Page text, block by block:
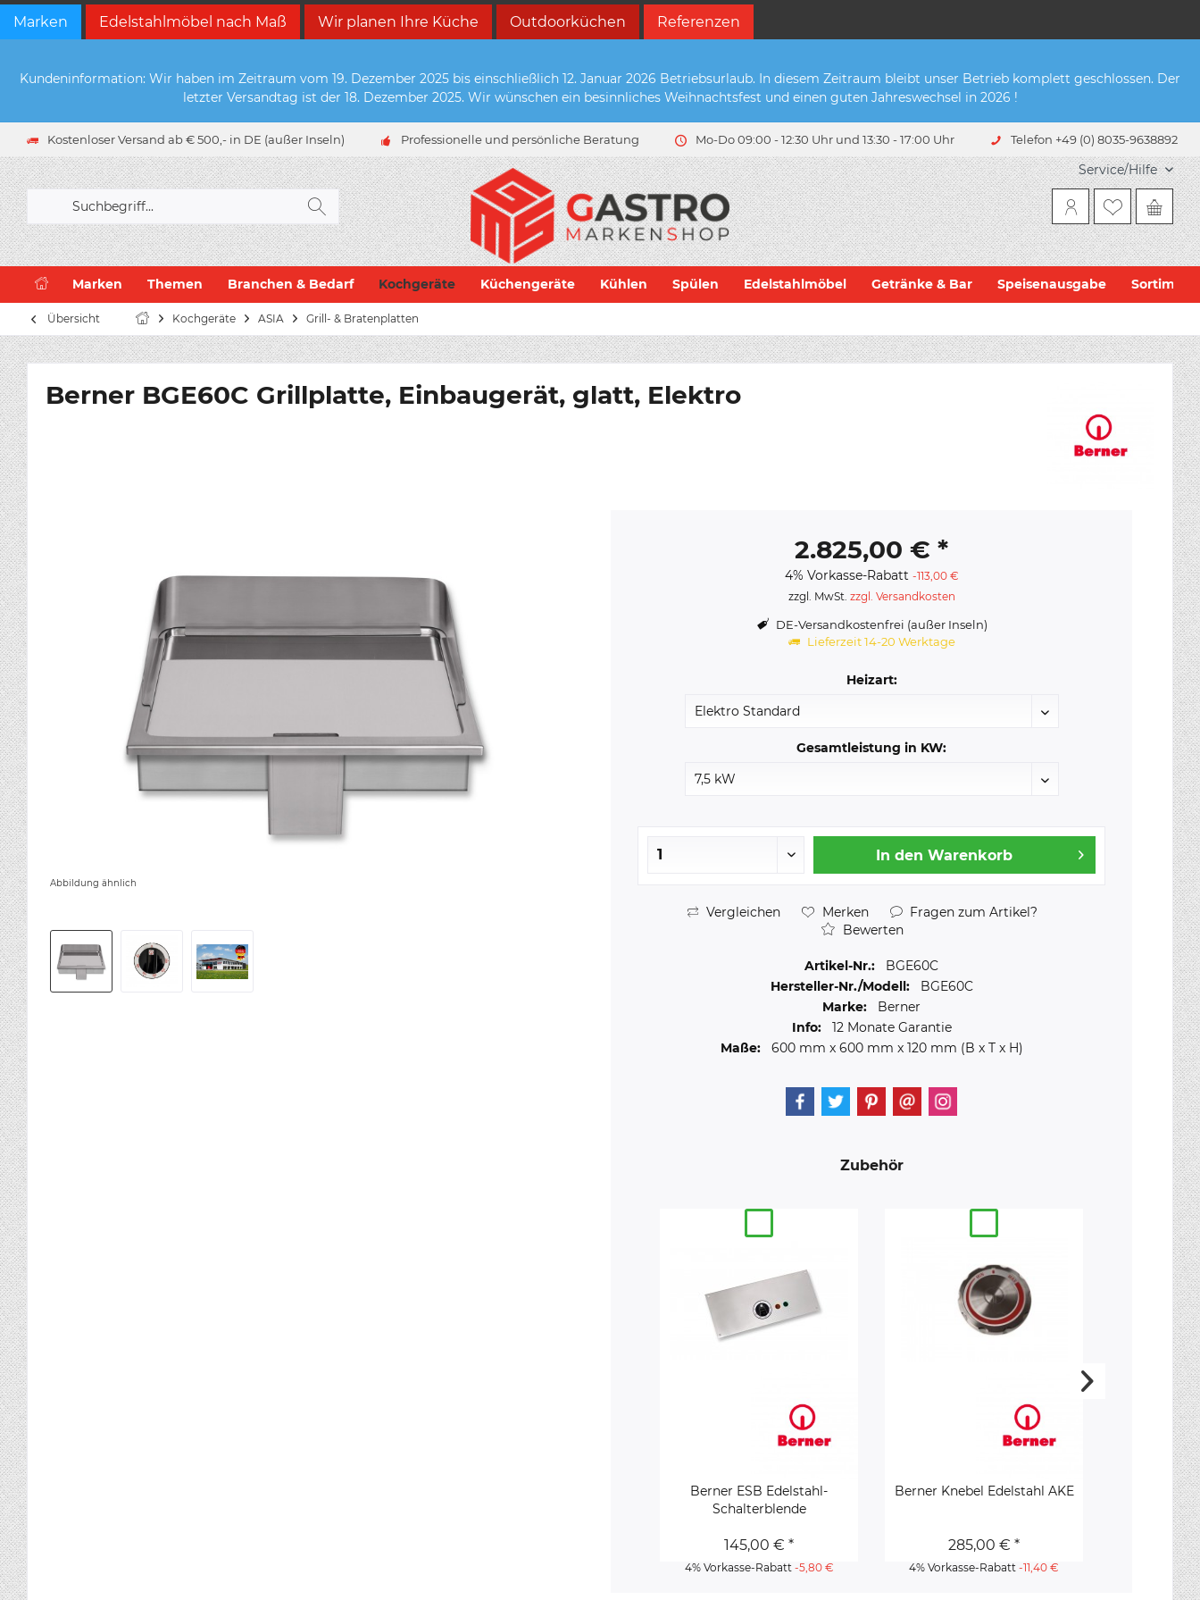
Marken Edelstahlmöbel nach Maß Wir planen Ihre Küche Outdoorküchen Referenzen
Kundeninformation: Wir haben im Zeitraum vom 19. Dezember 2025 bis einschließlich 12. Januar 2026 Betriebsurlaub. In diesem Zeitraum bleibt unser Betrieb komplett geschlossen. Der
letzter Versandtag ist der 18. Dezember 2025. Wir wünschen ein besinnliches Weihnachtsfest und einen guten Jahreswechsel in 2026 !
Kostenloser Versand ab € 500,- in DE (außer Inseln) Professionelle und persönliche Beratung Mo-Do 09:00 - 12:30 Uhr und 13:30 - 17:00 Uhr Telefon +49 (0) 8035-9638892
Service/Hilfe
Marken Themen Branchen & Bedarf Kochgeräte Küchengeräte Kühlen Spülen Edelstahlmöbel Getränke & Bar Speisenausgabe
Übersicht Kochgeräte ASIA Grill- & Bratenplatten
Berner BGE60C Grillplatte, Einbaugerät, glatt, Elektro
Abbildung ähnlich
2.825,00 € *
4% Vorkasse-Rabatt -113,00 €
zzgl. MwSt. zzgl. Versandkosten
DE-Versandkostenfrei (außer Inseln)
Lieferzeit 14-20 Werktage
Heizart:
Gesamtleistung in KW:
In den Warenkorb
Vergleichen Merken
Fragen zum Artikel?
Bewerten
Artikel-Nr.:
BGE60C
Hersteller-Nr./Modell:
BGE60C
Marke:
Berner
Info:
12 Monate Garantie
Maße:
600 mm x 600 mm x 120 mm (B x T x H)
Zubehör
Berner ESB Edelstahl-
Schalterblende
145,00 € *
4% Vorkasse-Rabatt -5,80 €
Berner Knebel Edelstahl AKE
285,00 € *
4% Vorkasse-Rabatt-11,40 €
Berner
4%